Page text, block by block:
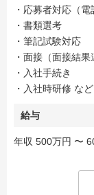
・応募者対応（
・書類選考
・筆記試験対応
・面接（面接結果
・入社手続き
・入社時研修 など
給与
年収 500万円 〜